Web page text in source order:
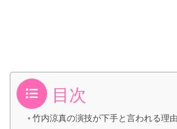
目次
竹内涼真の演技が下手と言われる理